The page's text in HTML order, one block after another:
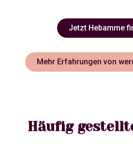
Jetzt Hebamme
Mehr Erfahrungen von
Häufig